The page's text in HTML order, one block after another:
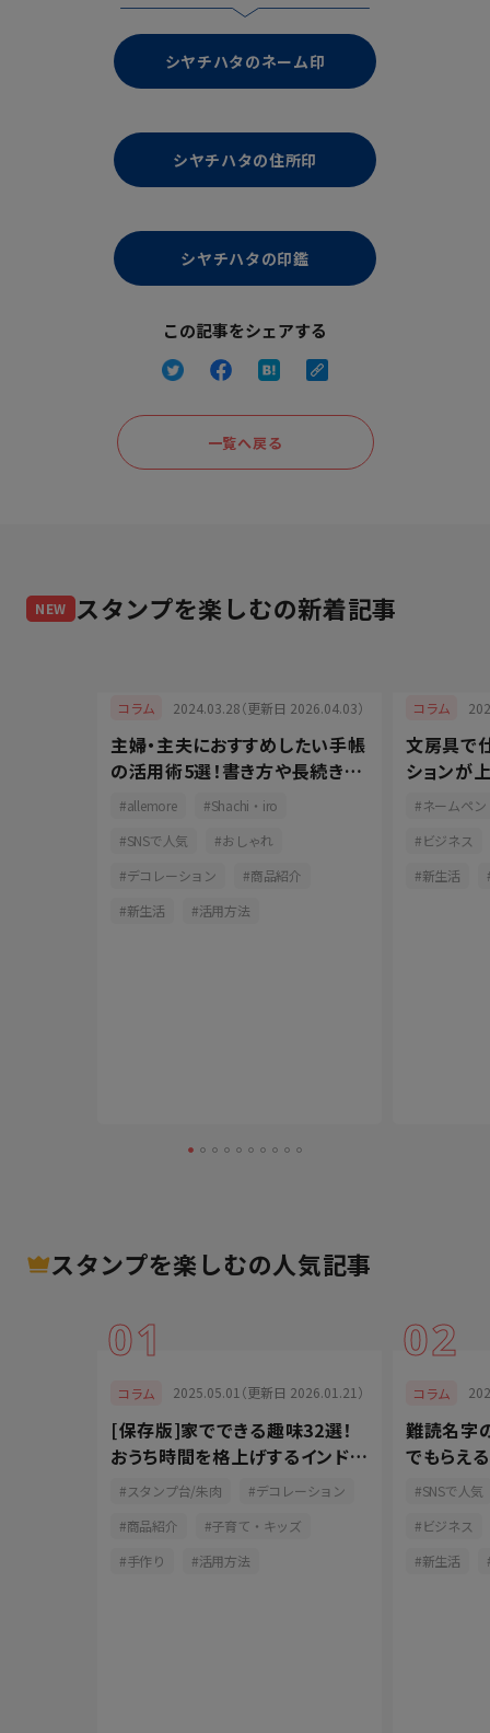
シヤチハタのネーム印
シヤチハタの住所印
シヤチハタの印鑑
この記事をシェアする
一覧へ戻る
NEW スタンプを楽しむの新着記事
コラム 2024.03.28（更新日 2026.04.03）
主婦・主夫におすすめしたい手帳
の活用術5選！書き方や長続きの
コツをご紹介
allemore
Shachi・iro
SNSで人気
おしゃれ
デコレーション
商品紹介
新生活
活用方法
コラム
文房具で
ションが
選ネームペン
ビジネス
新生活
スタンプを楽しむの人気記事
01
コラム 2025.05.01（更新日 2026.01.21）
[保存版]家でできる趣味32選！
おうち時間を格上げするインドア
派スタンプ台/朱肉
デコレーション
商品紹介
子育て・キッズ
手作り
活用方法
02
コラム
難読名字
でもらえ
ム印をご
SNSで人気
ビジネス
新生活